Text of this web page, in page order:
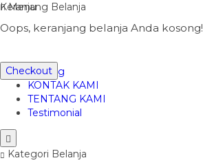
Menu
Katalog
KONTAK KAMI
TENTANG KAMI
Testimonial
Kategori Belanja
Halo, Guest!
Masuk
Keranjang Belanja
Oops, keranjang belanja Anda kosong!
Checkout